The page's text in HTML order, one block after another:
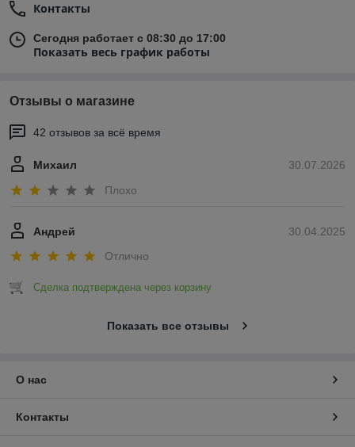
Контакты
Сегодня работает с 08:30 до 17:00
Показать весь график работы
Отзывы о магазине
42 отзывов за всё время
30.07.2026
Михаил
Плохо
30.04.2025
Андрей
Отлично
Сделка подтверждена через корзину
Показать все отзывы
О нас
Контакты